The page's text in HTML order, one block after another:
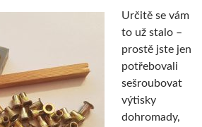
Určitě se vám
to už stalo –
prostě jste jen
potřebovali
sešroubovat
výtisky
dohromady,